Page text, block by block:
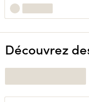
Découvrez